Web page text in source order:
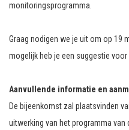
monitoringsprogramma.
Graag nodigen we je uit om op 19
mogelijk heb je een suggestie voor
Aanvullende informatie en
De bijeenkomst zal plaatsvinden
uitwerking van het programma van